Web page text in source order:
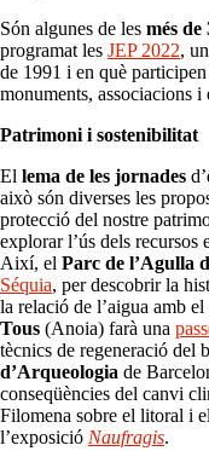
Són algunes de les més de
programat les JEP 2022,
de 1991 i en què
monuments, associacions
Patrimoni i sostenibilitat
El lema de les jornades
això són diverses les
protecció del nostre
explorar l’ús dels
Així, el Parc de l’Agulla
Séquia, per descobrir la
la relació de l’aigua amb
Tous (Anoia) farà una
tècnics de regeneració del
d’Arqueologia de
conseqüències del canvi
Filomena sobre el litoral i
l’exposició Naufragis.